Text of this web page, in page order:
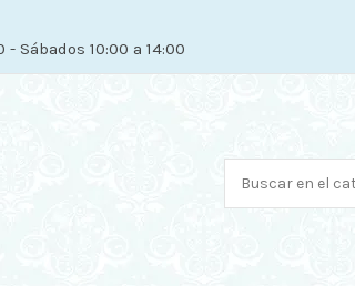
- Sábados 10:00 a 14:00